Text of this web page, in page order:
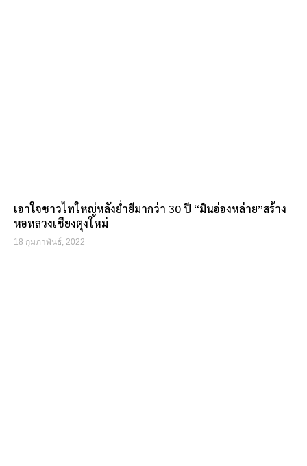
เอาใจชาวไทใหญ่หลังย่ำยีมากว่า 30 ปี “มินอ่องหล่าย”สร้าง
หอหลวงเชียงตุงใหม่
18 กุมภาพันธ์, 2022